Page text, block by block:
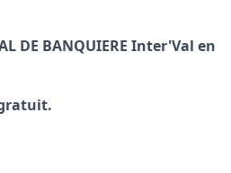
DE BANQUIERE Inter'Val en